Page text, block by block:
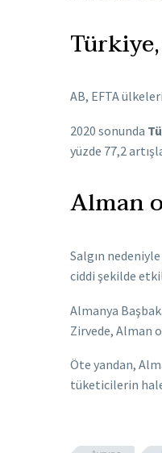
AB, EFTA
2020 sonunda
yüzde 77,2
Alman
Salgın
ciddi şekilde
Almanya
Zirvede, Alman
Öte yandan,
tüketicilerin